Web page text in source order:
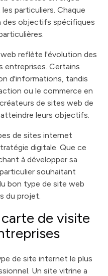
particuliers. Chaque
des objectifs spécifiques
reflète l'évolution des
entreprises. Certains
d'informations, tandis
ou le commerce en
de sites web de
leurs objectifs.
de sites internet
digitale. Que ce
à développer sa
souhaitant
bon type de site web
du projet.
de visite
de site internet le plus
Un site vitrine a